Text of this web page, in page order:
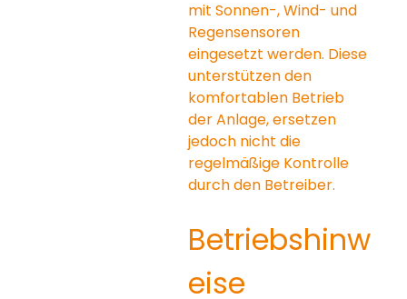
mit Sonnen-, Wind- und
Regensensoren
eingesetzt werden. Diese
unterstützen den
komfortablen Betrieb
der Anlage, ersetzen
jedoch nicht die
regelmäßige Kontrolle
durch den Betreiber.
Betriebshinw
eise